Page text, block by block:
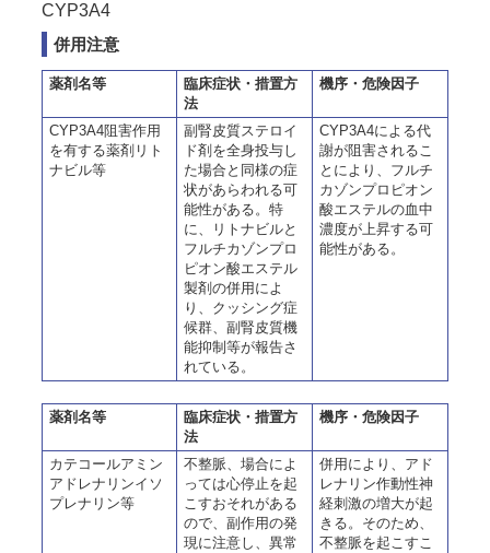
CYP3A4
併用注意
薬剤名等
臨床症状・措置方
法
機序・危険因子
CYP3A4阻害作用
を有する薬剤リト
ナビル等
副腎皮質ステロイ
ド剤を全身投与し
た場合と同様の症
状があらわれる可
能性がある。特
に、リトナビルと
フルチカゾンプロ
ピオン酸エステル
製剤の併用によ
り、クッシング症
候群、副腎皮質機
能抑制等が報告さ
れている。
CYP3A4による代
謝が阻害されるこ
とにより、フルチ
カゾンプロピオン
酸エステルの血中
濃度が上昇する可
能性がある。
薬剤名等
臨床症状・措置方
法
機序・危険因子
カテコールアミン
アドレナリンイソ
プレナリン等
不整脈、場合によ
っては心停止を起
こすおそれがある
ので、副作用の発
現に注意し、異常
併用により、アド
レナリン作動性神
経刺激の増大が起
きる。そのため、
不整脈を起こすこ